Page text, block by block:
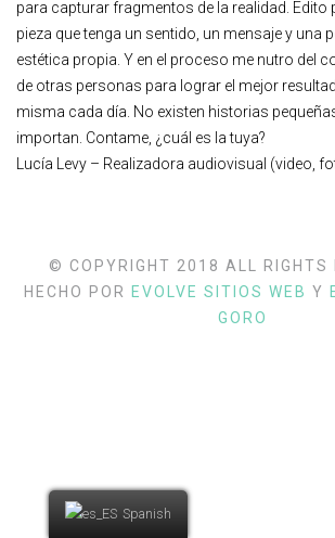
para capturar fragmentos de la realidad. Edito
pieza que tenga un sentido, un mensaje y una
estética propia. Y en el proceso me nutro del
de otras personas para lograr el mejor
misma cada día. No existen historias
importan. Contame, ¿cuál es la tuya?
Lucía Levy – Realizadora audiovisual (video,
© COPYRIGHT 2018 ALL RIGHTS
HECHO POR
EVOLVE SITIOS WEB Y
GORO
Spanish